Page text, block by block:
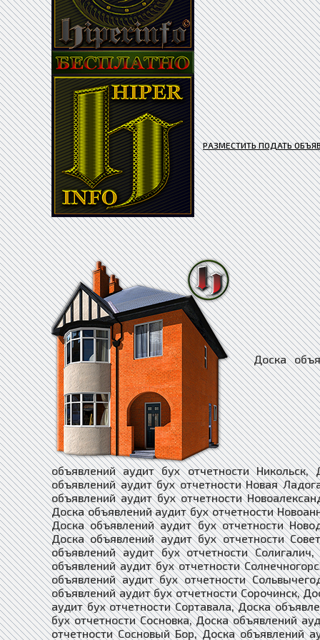
РАЗМЕСТИТЬ ПОДАТЬ
Доска объявлений аудит бух отчетности Николаевск-на-Амуре, Доска объявлений аудит бух отчетности Никольск, Доска объявлений аудит бух отчетности Никольское, Доска объявлений аудит бух отчетности Новая Ладога, Доска объявлений аудит бух отчетности Новая Ляля, Доска объявлений аудит бух отчетности Новоалександровск, Доска объявлений аудит бух отчетности Новоалтайск, Доска объявлений аудит бух отчетности Новоаннинский, Доска объявлений аудит бух отчетности Нововоронеж, Доска объявлений аудит бух отчетности Новодвинск, Доска объявлений аудит бух отчетности Новозыбков, Доска объявлений аудит бух отчетности Советский, Доска объявлений аудит бух отчетности Сокол, Доска объявлений аудит бух отчетности Солигалич, Доска объявлений аудит бух отчетности Соликамск, Доска объявлений аудит бух отчетности Солнечногорск, Доска объявлений аудит бух отчетности Соль-Илецк, Доска объявлений аудит бух отчетности Сольвычегодск, Доска объявлений аудит бух отчетности Сольцы, Доска объявлений аудит бух отчетности Сорочинск, Доска объявлений аудит бух отчетности Сорск, Доска объявлений аудит бух отчетности Сортавала, Доска объявлений аудит бух отчетности Сосенский, Доска объявлений аудит бух отчетности Сосновка, Доска объявлений аудит бух отчетности Сосновоборск, Доска объявлений аудит бух отчетности Сосновый Бор, Доска объявлений аудит бух отчетности Сосногорск, Доска объявлений аудит бух отчетности Сочи, Доска объявлений аудит бух отчетности Спас-Деменск, Доска объявлений аудит бух отчетности Абаза, Доска объявлений аудит бух отчетности Абакан, Доска объявлений аудит бух отчетности Абдулино, Доска объявлений аудит бух отчетности Абинск, Доска объявлений аудит бух отчетности Агидель, Доска объявлений аудит бух отчетности Агрыз, Доска объявлений аудит бух отчетности Адыгейск, Доска объявлений аудит бух отчетности Азнакаево, Доска объявлений аудит бух отчетности Азов, Доска объявлений аудит бух отчетности Ак-Довурак, Доска объявлений аудит бух отчетности Аксай,